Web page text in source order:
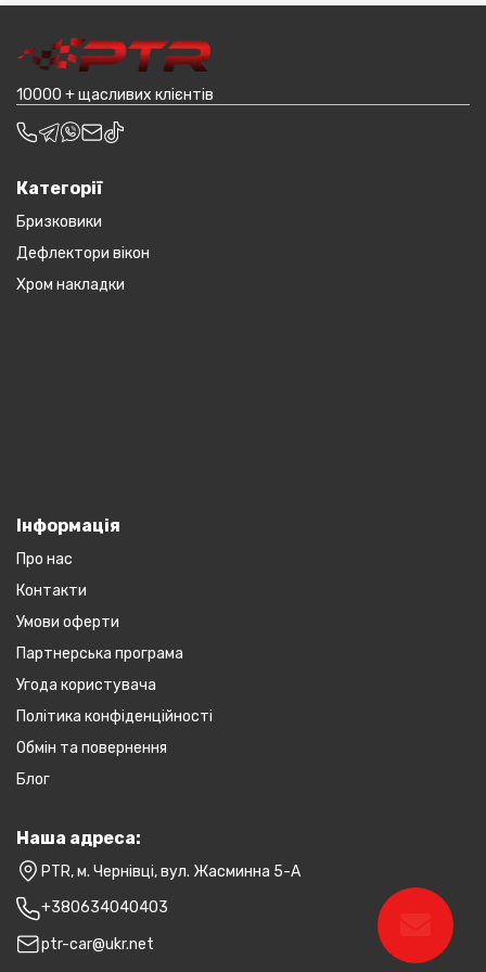
транспортування до місцявидачі (уточнювати з
10000 + щасливих клієнтів
Категорії
Бризковики
Дефлектори вікон
Хром накладки
Інформація
Про нас
Контакти
Умови оферти
Партнерська програма
Угода користувача
Політика конфіденційності
Обмін та повернення
Блог
Наша адреса:
PTR, м. Чернівці, вул. Жасминна 5-А
+380634040403
ptr-car@ukr.net